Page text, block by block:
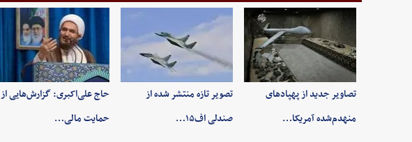
تصاویر جدید از پهپادهای
منهدم‌شده آمریکا…
تصویر تازه منتشر شده از
صندلی اف۱۵…
حاج علی‌اکبری: گزارش‌هایی از
حمایت مالی…